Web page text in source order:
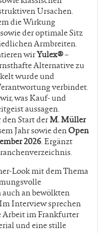
Ursachen.
die Wirkung
der optimale Sitz
Armbreiten.
wirYulex®–
Alternative zu
wurde und
verbindet.
was Kauf- und
aussagen.
Start derM. Müller
Jahr sowie denOpen
2026. Ergänzt
Look mit dem Thema
an bewölkten
Interview sprechen
Arbeit im Frankfurter
und eine stille